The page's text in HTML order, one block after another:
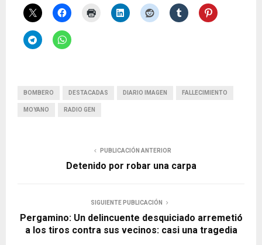
BOMBERO DESTACADAS DIARIO IMAGEN FALLECIMIENTO
MOYANO RADIO GEN
PUBLICACIÓN ANTERIOR
Detenido por robar una carpa
SIGUIENTE PUBLICACIÓN
Pergamino: Un delincuente desquiciado arremetió
a los tiros contra sus vecinos: casi una tragedia